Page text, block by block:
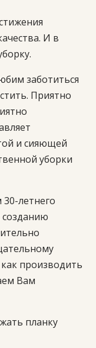
И в
заботиться
Приятно
и сияющей
уборки
летнего
созданию
производить
Вам
планку